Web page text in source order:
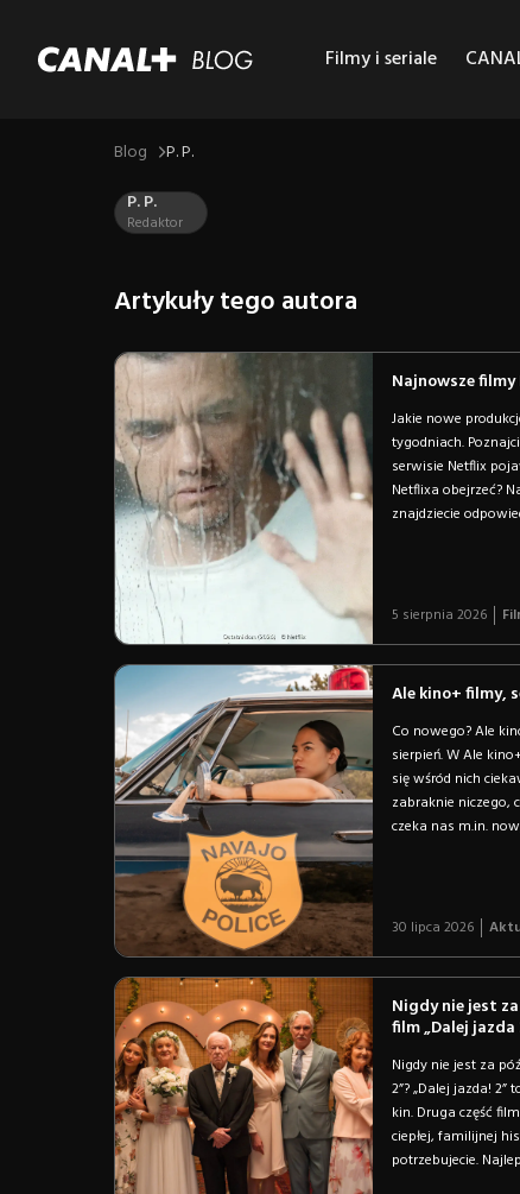
Filmy i seriale
Blog
P. P.
P. P.
Redaktor
Artykuły tego autora
Najnowsze
Jakie nowe
tygodniach.
serwisie Netflix
Netflixa obejrzeć?
znajdziecie
5 sierpnia 2026
Ale kino+ filmy,
Co nowego? Ale
sierpień. W Ale
się wśród nich
zabraknie niczego,
czeka nas m.in.
30 lipca 2026
Nigdy nie jest
film „Dalej jazda
Nigdy nie jest za
2”? „Dalej jazda!
kin. Druga część
ciepłej, familijnej
potrzebujecie.